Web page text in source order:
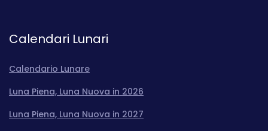
Calendari Lunari
Calendario Lunare
Luna Piena, Luna Nuova in 2026
Luna Piena, Luna Nuova in 2027